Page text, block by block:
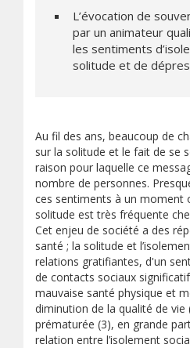
L’évocation de
par un animateur
les sentiments
solitude et de
Au fil des ans, beaucoup de
sur la solitude et le fait de se
raison pour laquelle ce
nombre de personnes.
ces sentiments à un moment
solitude est très fréquente
Cet enjeu de société a des
santé ; la solitude et
relations gratifiantes, d'un
de contacts sociaux
mauvaise santé physique et
diminution de la qualité de
prématurée (3), en grande
relation entre l’isolement